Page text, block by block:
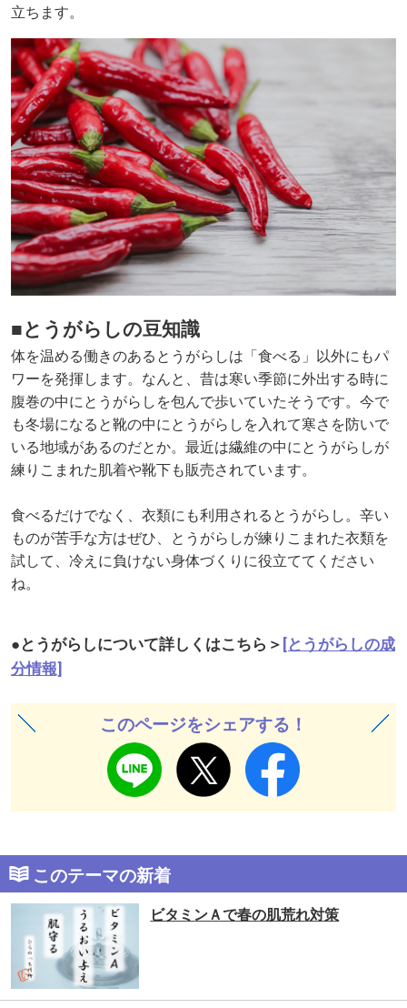
立ちます。
■とうがらしの豆知識
体を温める働きのあるとうがらしは「食べる」以外にもパ
ワーを発揮します。なんと、昔は寒い季節に外出する時に
腹巻の中にとうがらしを包んで歩いていたそうです。今で
も冬場になると靴の中にとうがらしを入れて寒さを防いで
いる地域があるのだとか。最近は繊維の中にとうがらしが
練りこまれた肌着や靴下も販売されています。
食べるだけでなく、衣類にも利用されるとうがらし。辛い
ものが苦手な方はぜひ、とうがらしが練りこまれた衣類を
試して、冷えに負けない身体づくりに役立ててください
ね。
●とうがらしについて詳しくはこちら＞ [とうがらしの成
分情報]
このページをシェアする！
このテーマの新着
ビタミンＡで春の肌荒れ対策